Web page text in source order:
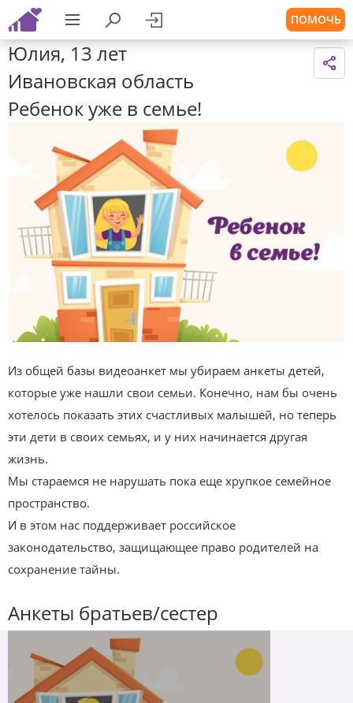
ПОМОЧЬ
Юлия, 13 лет
Ивановская область
Ребенок уже в семье!
Из общей базы видеоанкет мы убираем анкеты детей,
которые уже нашли свои семьи. Конечно, нам бы очень
хотелось показать этих счастливых малышей, но теперь
эти дети в своих семьях, и у них начинается другая
жизнь.
Мы стараемся не нарушать пока еще хрупкое семейное
пространство.
И в этом нас поддерживает российское
законодательство, защищающее право родителей на
сохранение тайны.
Анкеты братьев/сестер